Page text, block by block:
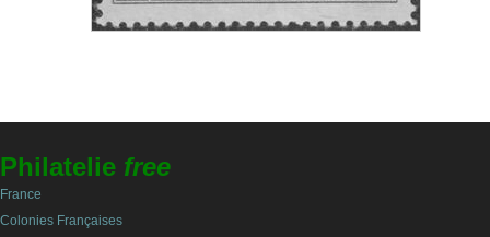
Philatelie free
France
Colonies Françaises